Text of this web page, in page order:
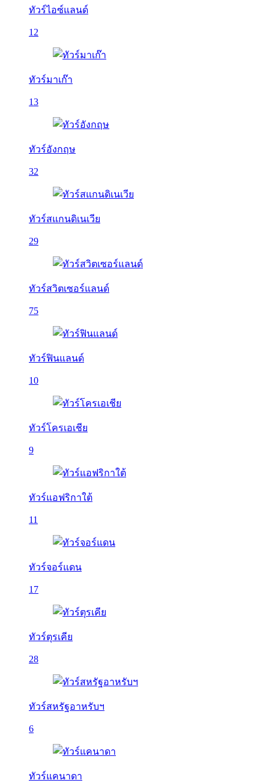
ทัวร์ไอซ์แลนด์
12
ทัวร์มาเก๊า
13
ทัวร์อังกฤษ
32
ทัวร์สแกนดิเนเวีย
29
ทัวร์สวิตเซอร์แลนด์
75
ทัวร์ฟินแลนด์
10
ทัวร์โครเอเชีย
9
ทัวร์แอฟริกาใต้
11
ทัวร์จอร์แดน
17
ทัวร์ตุรเคีย
28
ทัวร์สหรัฐอาหรับฯ
6
ทัวร์แคนาดา